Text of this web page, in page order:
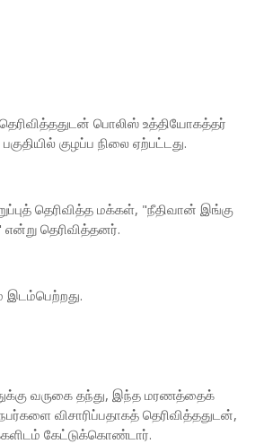
பொலிஸ் உத்தியோகத்தர்
குழப்ப நிலை ஏற்பட்டது.
தெரிவித்த மக்கள், "நீதிவான் இங்கு
தெரிவித்தனர்.
இடம்பெற்றது.
வருகை தந்து, இந்த மரணத்தைக்
விசாரிப்பதாகத் தெரிவித்ததுடன்,
கேட்டுக்கொண்டார்.